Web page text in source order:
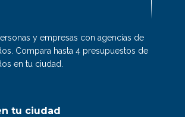
y empresas con agencias de
Compara hasta 4 presupuestos de
en tu ciudad.
tu ciudad